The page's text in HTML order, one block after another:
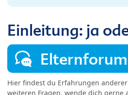
Einleitung: ja
Elternforum
Hier findest du Erfahrungen
weiteren Fragen, wende dich gerne